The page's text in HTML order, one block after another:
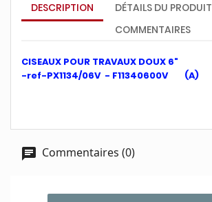
DESCRIPTION
DÉTAILS DU PRODUIT
COMMENTAIRES
CISEAUX POUR TRAVAUX DOUX 6"
-ref-PX1134/06V - F11340600V (A)
Commentaires (0)